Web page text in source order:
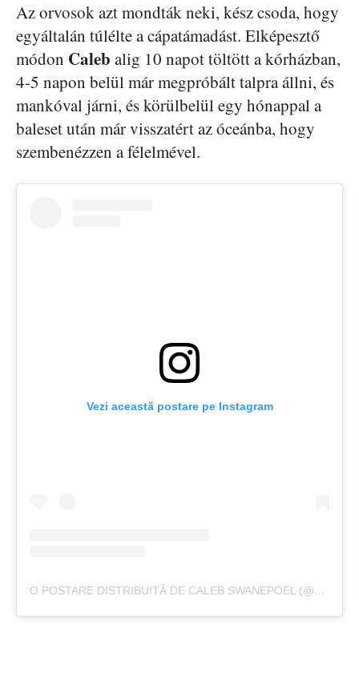
Az orvosok azt mondták neki, kész csoda, hogy
egyáltalán túlélte a cápatámadást. Elképesztő
módon Caleb alig 10 napot töltött a kórházban,
4-5 napon belül már megpróbált talpra állni, és
mankóval járni, és körülbelül egy hónappal a
baleset után már visszatért az óceánba, hogy
szembenézzen a félelmével.
Vezi această postare pe Instagram
O POSTARE DISTRIBUITĂ DE CALEB SWANEPOEL (@CALEBSWANEPOEL)